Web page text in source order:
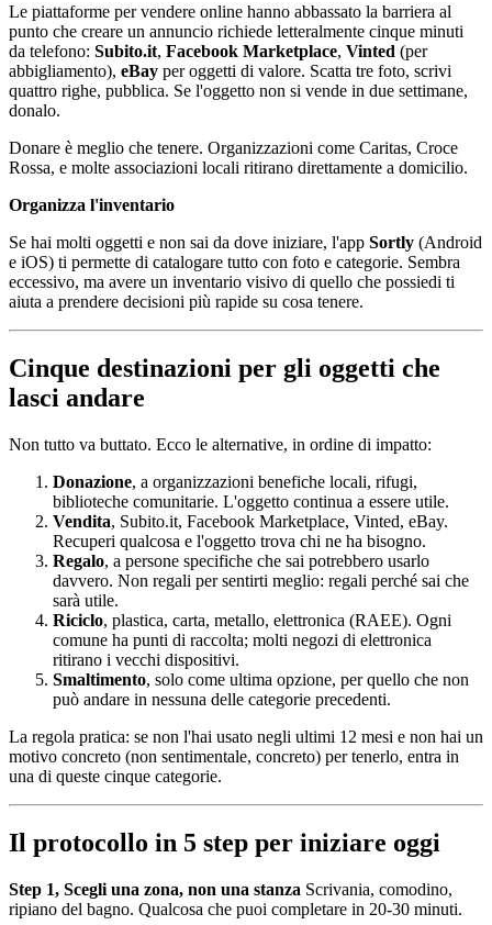
Le piattaforme per vendere online hanno abbassato la barriera al
punto che creare un annuncio richiede letteralmente cinque minuti
da telefono: Subito.it, Facebook Marketplace, Vinted (per
abbigliamento), eBay per oggetti di valore. Scatta tre foto, scrivi
quattro righe, pubblica. Se l'oggetto non si vende in due settimane,
donalo.
Donare è meglio che tenere. Organizzazioni come Caritas, Croce
Rossa, e molte associazioni locali ritirano direttamente a domicilio.
Organizza l'inventario
Se hai molti oggetti e non sai da dove iniziare, l'app Sortly (Android
e iOS) ti permette di catalogare tutto con foto e categorie. Sembra
eccessivo, ma avere un inventario visivo di quello che possiedi ti
aiuta a prendere decisioni più rapide su cosa tenere.
Cinque destinazioni per gli oggetti che
lasci andare
Non tutto va buttato. Ecco le alternative, in ordine di impatto:
Donazione, a organizzazioni benefiche locali, rifugi,
biblioteche comunitarie. L'oggetto continua a essere utile.
Vendita, Subito.it, Facebook Marketplace, Vinted, eBay.
Recuperi qualcosa e l'oggetto trova chi ne ha bisogno.
Regalo, a persone specifiche che sai potrebbero usarlo
davvero. Non regali per sentirti meglio: regali perché sai che
sarà utile.
Riciclo, plastica, carta, metallo, elettronica (RAEE). Ogni
comune ha punti di raccolta; molti negozi di elettronica
ritirano i vecchi dispositivi.
Smaltimento, solo come ultima opzione, per quello che non
può andare in nessuna delle categorie precedenti.
La regola pratica: se non l'hai usato negli ultimi 12 mesi e non hai un
motivo concreto (non sentimentale, concreto) per tenerlo, entra in
una di queste cinque categorie.
Il protocollo in 5 step per iniziare oggi
Step 1, Scegli una zona, non una stanza Scrivania, comodino,
ripiano del bagno. Qualcosa che puoi completare in 20-30 minuti.